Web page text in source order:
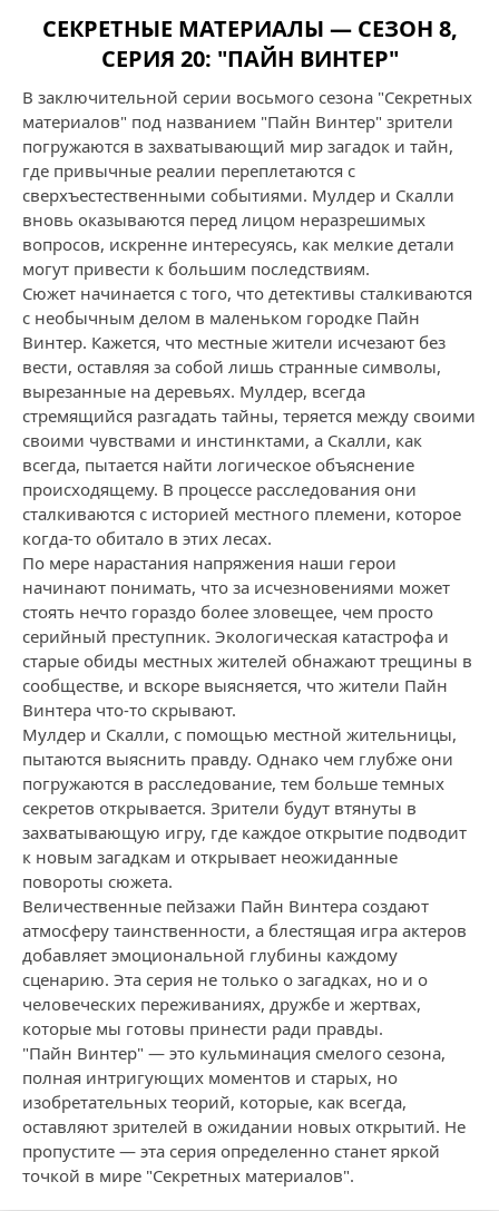
СЕКРЕТНЫЕ МАТЕРИАЛЫ — СЕЗОН 8,
СЕРИЯ 20: "ПАЙН ВИНТЕР"
В заключительной серии восьмого сезона "Секретных
материалов" под названием "Пайн Винтер" зрители
погружаются в захватывающий мир загадок и тайн,
где привычные реалии переплетаются с
сверхъестественными событиями. Мулдер и Скалли
вновь оказываются перед лицом неразрешимых
вопросов, искренне интересуясь, как мелкие детали
могут привести к большим последствиям.
Сюжет начинается с того, что детективы сталкиваются
с необычным делом в маленьком городке Пайн
Винтер. Кажется, что местные жители исчезают без
вести, оставляя за собой лишь странные символы,
вырезанные на деревьях. Мулдер, всегда
стремящийся разгадать тайны, теряется между своими
своими чувствами и инстинктами, а Скалли, как
всегда, пытается найти логическое объяснение
происходящему. В процессе расследования они
сталкиваются с историей местного племени, которое
когда-то обитало в этих лесах.
По мере нарастания напряжения наши герои
начинают понимать, что за исчезновениями может
стоять нечто гораздо более зловещее, чем просто
серийный преступник. Экологическая катастрофа и
старые обиды местных жителей обнажают трещины в
сообществе, и вскоре выясняется, что жители Пайн
Винтера что-то скрывают.
Мулдер и Скалли, с помощью местной жительницы,
пытаются выяснить правду. Однако чем глубже они
погружаются в расследование, тем больше темных
секретов открывается. Зрители будут втянуты в
захватывающую игру, где каждое открытие подводит
к новым загадкам и открывает неожиданные
повороты сюжета.
Величественные пейзажи Пайн Винтера создают
атмосферу таинственности, а блестящая игра актеров
добавляет эмоциональной глубины каждому
сценарию. Эта серия не только о загадках, но и о
человеческих переживаниях, дружбе и жертвах,
которые мы готовы принести ради правды.
"Пайн Винтер" — это кульминация смелого сезона,
полная интригующих моментов и старых, но
изобретательных теорий, которые, как всегда,
оставляют зрителей в ожидании новых открытий. Не
пропустите — эта серия определенно станет яркой
точкой в мире "Секретных материалов".